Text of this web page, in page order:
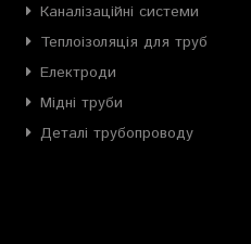
Каналізаційні системи
Теплоізоляція для труб
Електроди
Мідні труби
Деталі трубопроводу